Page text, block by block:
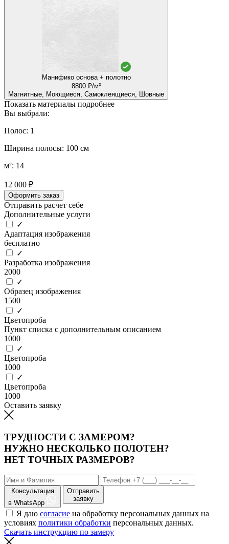
Манифико основа + полотно
8800 ₽/м²
Магнитные, Моющиеся, Самоклеящиеся, Шовные
Показать материалы подробнее
Вы выбрали:
Полос: 1
Ширина полосы: 100 см
м²: 14
12 000 ₽
Оформить заказ
Отправить расчет себе
Дополнительные услуги
✓
Адаптация изображения
бесплатно
✓
Разработка изображения
2000
✓
Образец изображения
1500
✓
Цветопроба
Пункт списка с дополнительным описанием
1000
✓
Цветопроба
1000
✓
Цветопроба
1000
Оставить заявку
ТРУДНОСТИ С ЗАМЕРОМ?
НУЖНО НЕСКОЛЬКО ПОЛОТЕН?
НЕТ ТОЧНЫХ РАЗМЕРОВ?
Консультация
в WhatsApp
Отправить
заявку
Я даю согласие на обработку персональных данных на
условиях политики обработки персональных данных.
Скачать инструкцию по замеру